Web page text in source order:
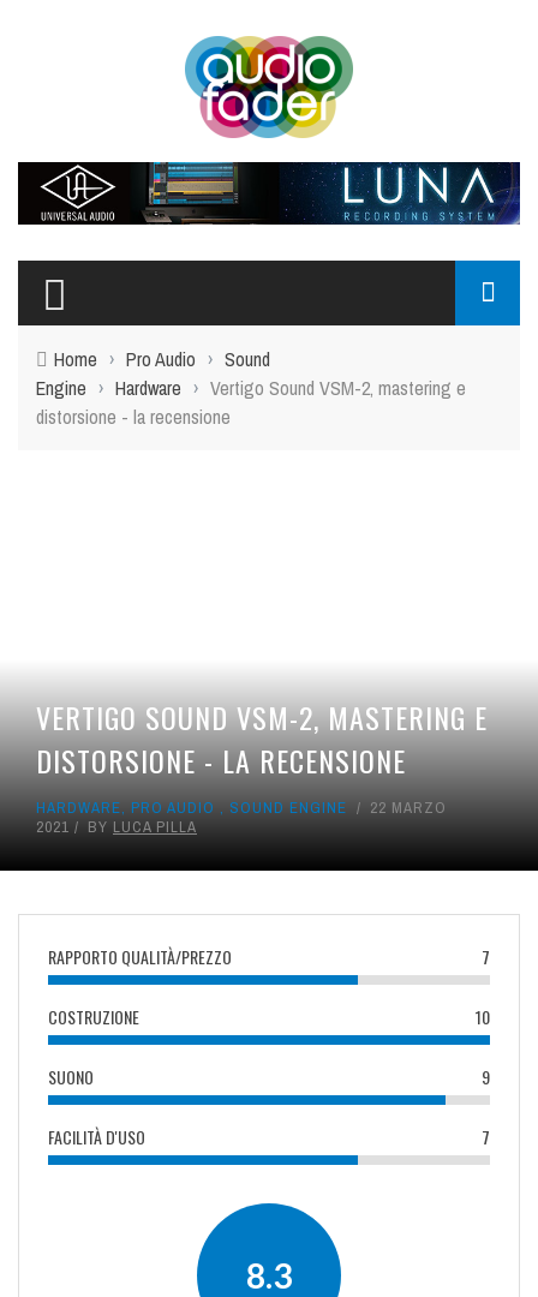
Home › Pro Audio › Sound
Engine › Hardware › Vertigo Sound VSM-2, mastering e
distorsione - la recensione
VERTIGO SOUND VSM-2, MASTERING E
DISTORSIONE - LA RECENSIONE
HARDWARE, PRO AUDIO , SOUND ENGINE
22 MARZO
2021
BY LUCA PILLA
RAPPORTO QUALITÀ/PREZZO 7
COSTRUZIONE 10
SUONO 9
FACILITÀ D'USO 7
8.3